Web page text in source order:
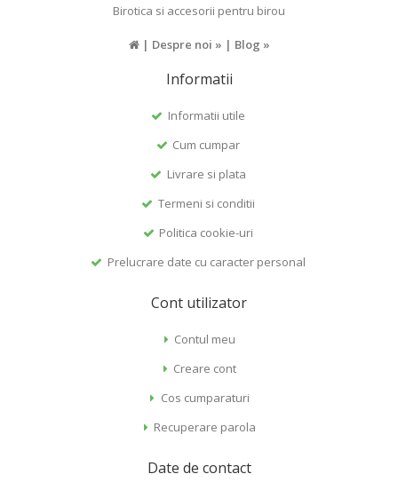
Birotica si accesorii pentru birou
| Despre noi » | Blog »
Informatii
Informatii utile
Cum cumpar
Livrare si plata
Termeni si conditii
Politica cookie-uri
Prelucrare date cu caracter personal
Cont utilizator
Contul meu
Creare cont
Cos cumparaturi
Recuperare parola
Date de contact